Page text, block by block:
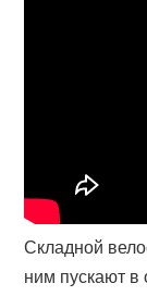
Складной
ним пускают